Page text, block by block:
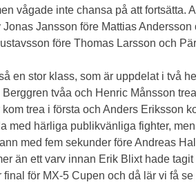
vågade inte chansa på att
Jansson före Mattias
före Thomas Larsson och
en stor klass, som är uppdelat i två
tvåa och Henric Månsson
trea i första och Anders Eriksson
med härliga publikvänliga fighter,
med fem sekunder före Andreas
än ett varv innan Erik Blixt hade
för MX-5 Cupen och då lär vi få